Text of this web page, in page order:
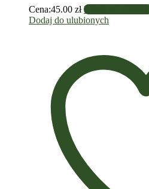
Cena:45.00 zł Dodaj do
Dodaj do ulubionych